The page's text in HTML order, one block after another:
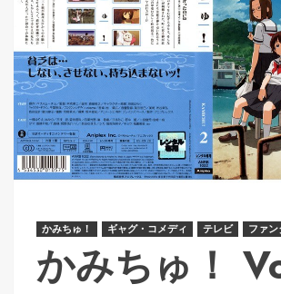
かみちゅ！ ギャグ・コメディ テレビ ファ
かみちゅ！